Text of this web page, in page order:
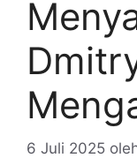
6 Juli 2025